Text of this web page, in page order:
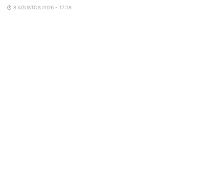
8 AĞUSTOS 2026 - 17:18